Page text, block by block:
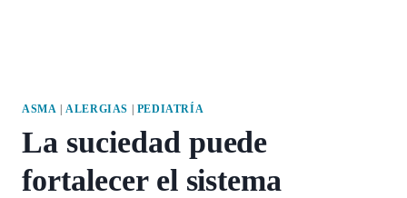
ASMA |ALERGIAS PEDIATRÍA
La suciedad puede
fortalecer el sistema